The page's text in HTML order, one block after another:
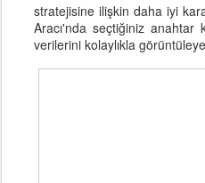
stratejisine ilişkin daha iyi
Aracı'nda seçtiğiniz anahtar
verilerini kolaylıkla